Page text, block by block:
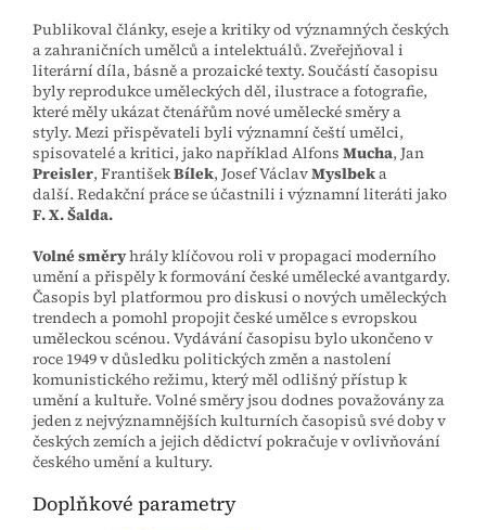
Publikoval články, eseje a kritiky od významných českých
a zahraničních umělců a intelektuálů. Zveřejňoval i
literární díla, básně a prozaické texty. Součástí časopisu
byly reprodukce uměleckých děl, ilustrace a fotografie,
které měly ukázat čtenářům nové umělecké směry a
styly. Mezi přispěvateli byli významní čeští umělci,
spisovatelé a kritici, jako například Alfons Mucha, Jan
Preisler, FrantišekBílek, Josef VáclavMyslbeka
další. Redakční práce se účastnili i významní literáti jako
F. X. Šalda.
Volné směryhrály klíčovou roli v propagaci moderního
umění a přispěly k formování české umělecké avantgardy.
Časopis byl platformou pro diskusi o nových uměleckých
trendech a pomohl propojit české umělce s evropskou
uměleckou scénou. Vydávání časopisu bylo ukončeno v
roce 1949 v důsledku politických změn a nastolení
komunistického režimu, který měl odlišný přístup k
umění a kultuře. Volné směry jsou dodnes považovány za
jeden z nejvýznamnějších kulturních časopisů své doby v
českých zemích a jejich dědictví pokračuje v ovlivňování
českého umění a kultury.
Doplňkové parametry